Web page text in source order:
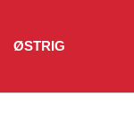
ØSTRIG